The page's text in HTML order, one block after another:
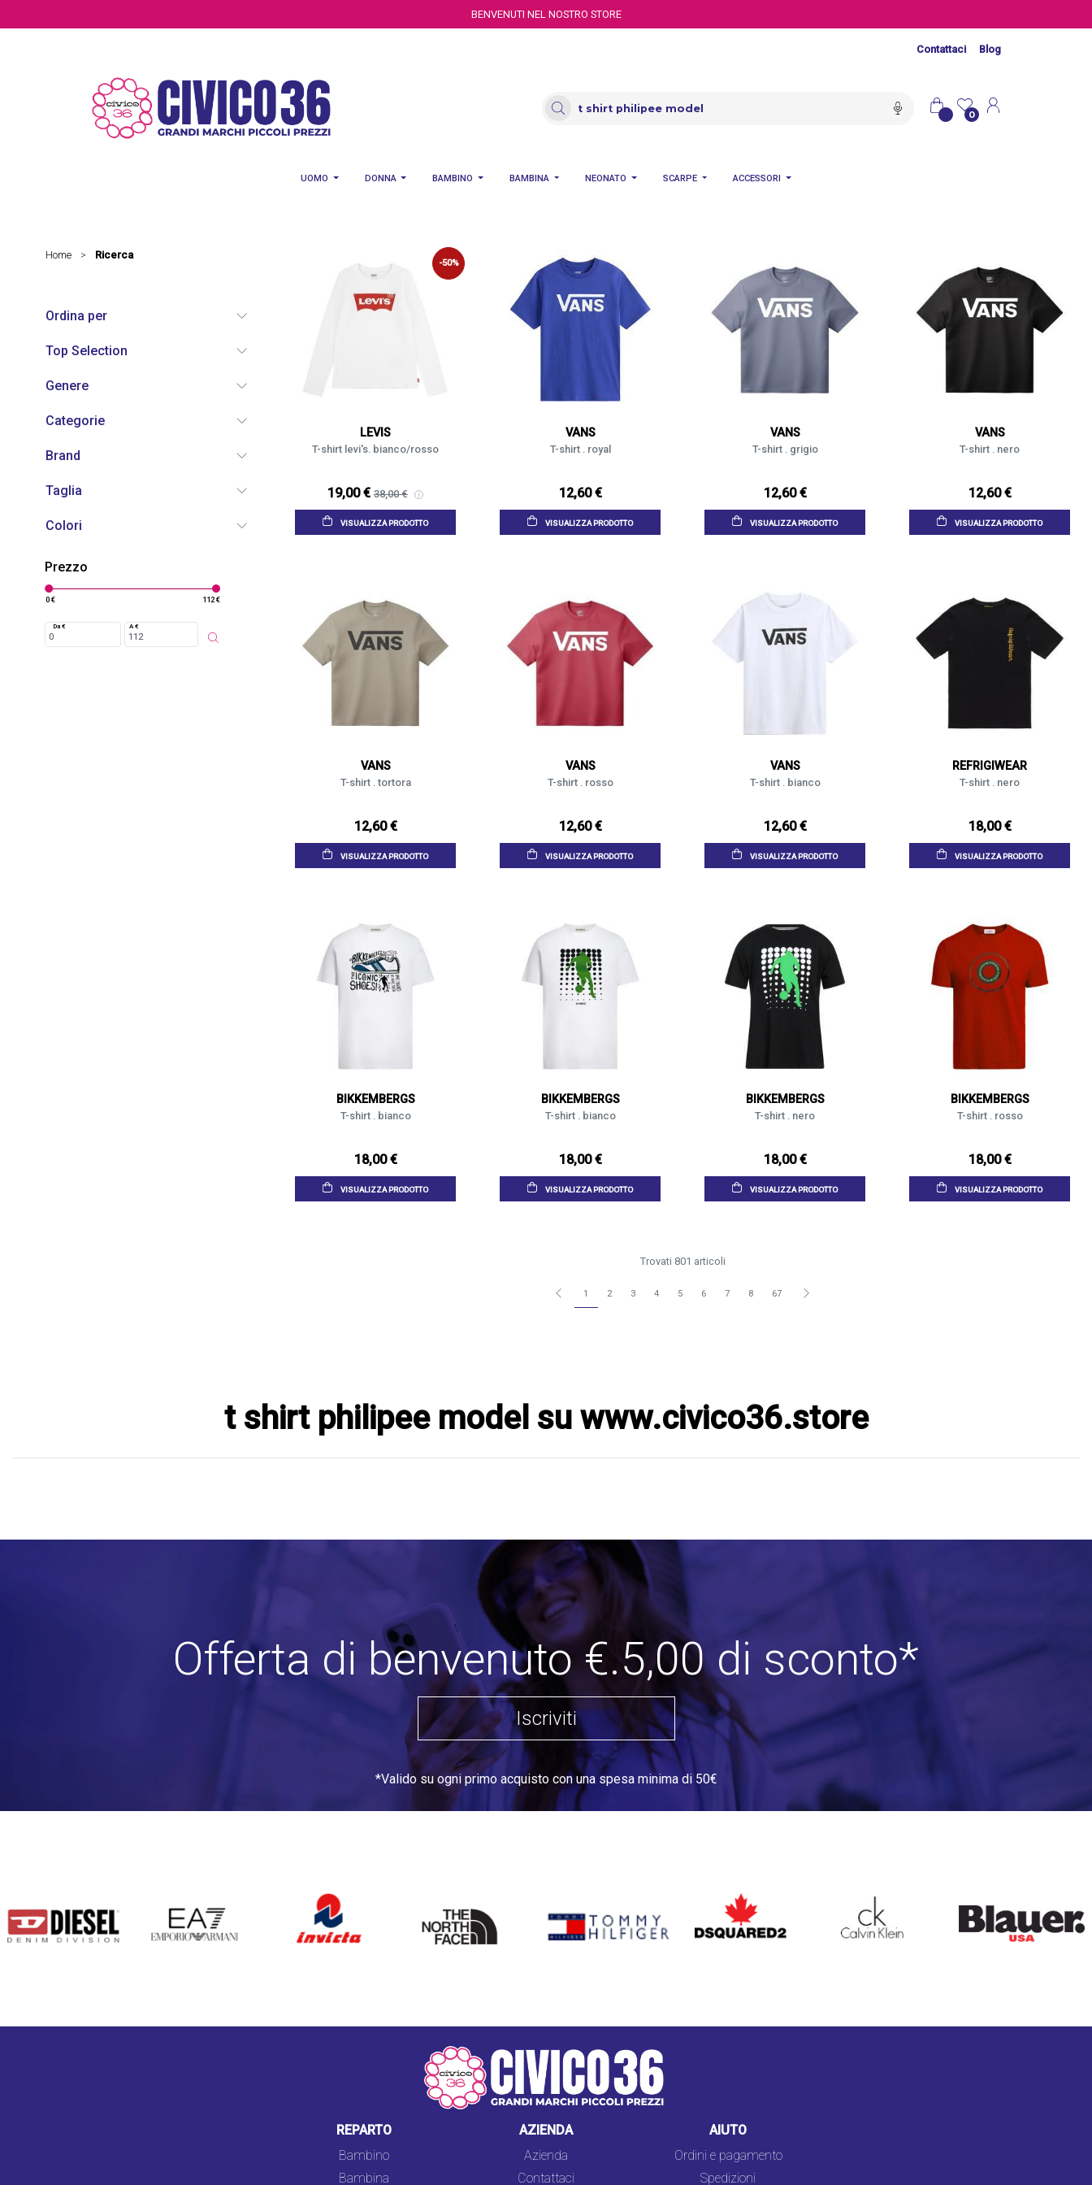
BENVENUTI NEL NOSTRO STORE
Contattaci Blog
0
UOMO DONNA BAMBINO BAMBINA NEONATO SCARPE ACCESSORI
Home > Ricerca
Ordina per
Top Selection
Genere
Categorie
Brand
Taglia
Colori
Prezzo
0 € 112 €
Da € A €
-50%
LEVIS
T-shirt levi's. bianco/rosso
19,00 € 38,00 €
VISUALIZZA PRODOTTO
VANS
T-shirt . royal
12,60 €
VISUALIZZA PRODOTTO
VANS
T-shirt . grigio
12,60 €
VISUALIZZA PRODOTTO
VANS
T-shirt . nero
12,60 €
VISUALIZZA PRODOTTO
VANS
T-shirt . tortora
12,60 €
VISUALIZZA PRODOTTO
VANS
T-shirt . rosso
12,60 €
VISUALIZZA PRODOTTO
VANS
T-shirt . bianco
12,60 €
VISUALIZZA PRODOTTO
REFRIGIWEAR
T-shirt . nero
18,00 €
VISUALIZZA PRODOTTO
BIKKEMBERGS
T-shirt . bianco
18,00 €
VISUALIZZA PRODOTTO
BIKKEMBERGS
T-shirt . bianco
18,00 €
VISUALIZZA PRODOTTO
BIKKEMBERGS
T-shirt . nero
18,00 €
VISUALIZZA PRODOTTO
BIKKEMBERGS
T-shirt . rosso
18,00 €
VISUALIZZA PRODOTTO
Trovati 801 articoli
1 2 3 4 5 6 7 8 67
t shirt philipee model su www.civico36.store
Offerta di benvenuto €.5,00 di sconto*
Iscriviti
*Valido su ogni primo acquisto con una spesa minima di 50€
INVICTA
NORTH
FACE
DSQUARED2 CALVIN KLEIN
REPARTO
Bambino
Bambina
AZIENDA
Azienda
Contattaci
AIUTO
Ordini e pagamento
Spedizioni